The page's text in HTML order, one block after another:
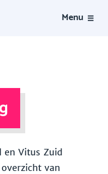
Menu
en Vitus Zuid
van